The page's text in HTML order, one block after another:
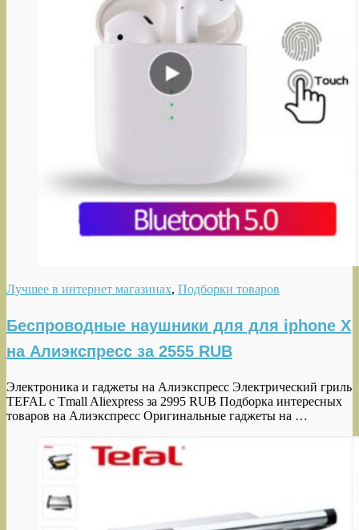
Лучшее в интернет магазинах, Подборки товаров
Беспроводные наушники для для iphone X
на Алиэкспресс за 2555 RUB
Электроника и гаджеты на Алиэкспресс Электрический гриль
TEFAL c Tmall Aliexpress за 2995 RUB Подборка интересных
товаров на Алиэкспресс Оригинальные гаджеты на …